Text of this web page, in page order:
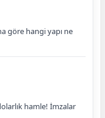
göre hangi yapı ne
hamle! İmzalar